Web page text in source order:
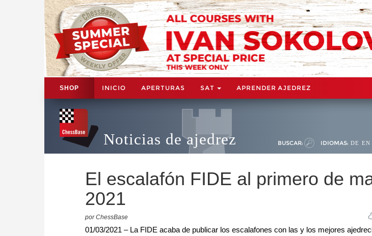
SHOP INICIO APERTURAS SAT APRENDER AJEDREZ
Noticias de ajedrez BUSCAR: IDIOMAS: DE EN
El escalafón FIDE al primero de
2021
por ChessBase
01/03/2021 – La FIDE acaba de publicar los escalafones con las y los mejores